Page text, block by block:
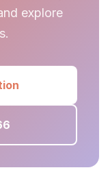
explore